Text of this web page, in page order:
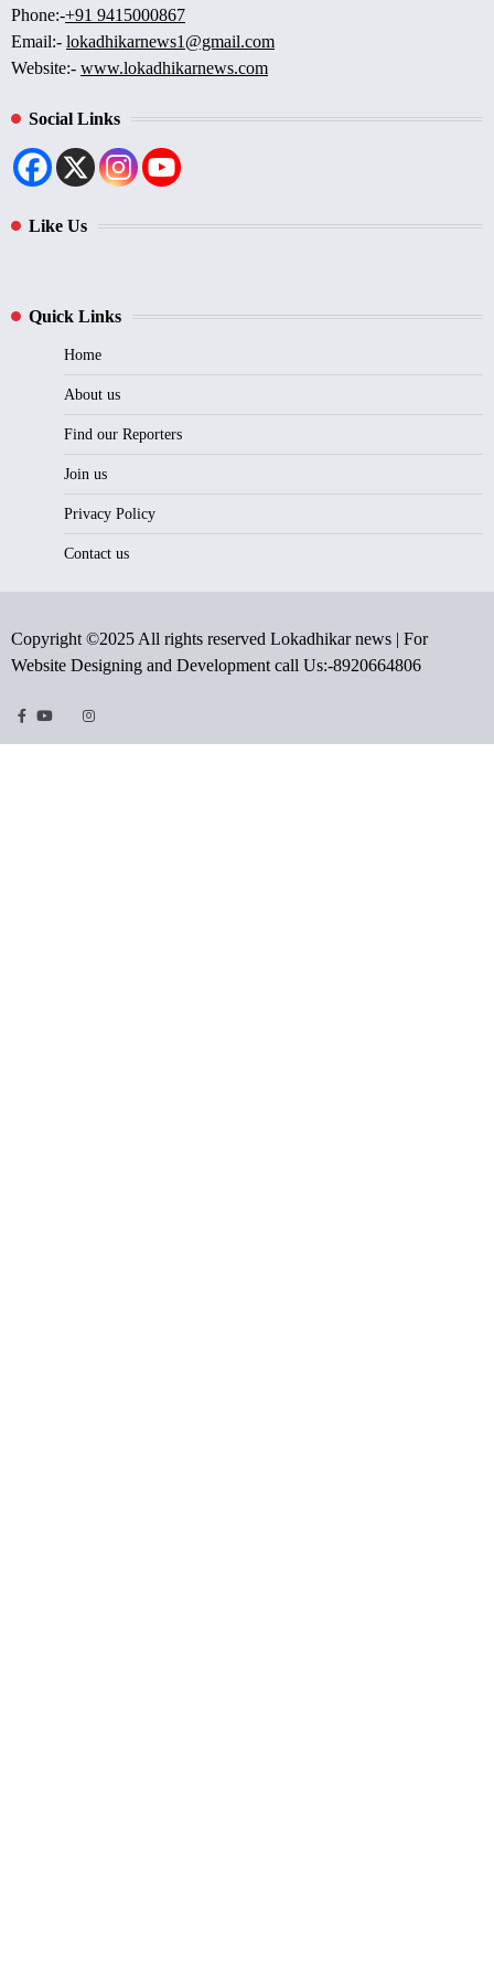
Phone:-+91 9415000867
Email:- lokadhikarnews1@gmail.com
Website:- www.lokadhikarnews.com
Social Links
Like Us
Quick Links
Home
About us
Find our Reporters
Join us
Privacy Policy
Contact us
Copyright ©2025 All rights reserved Lokadhikar news | For
Website Designing and Development call Us:-8920664806
Facebook
Youtube
TwitterInstragram